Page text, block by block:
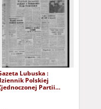
Lubuska :
Polskiej
Partii